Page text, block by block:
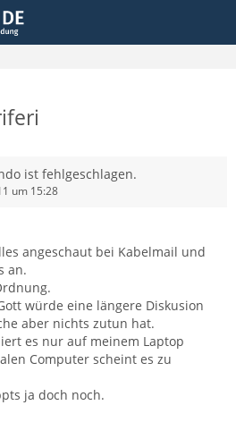
ist fehlgeschlagen.
um 15:28
angeschaut bei Kabelmail und
an.
würde eine längere Diskusion
aber nichts zutun hat.
es nur auf meinem Laptop
Computer scheint es zu
ja doch noch.